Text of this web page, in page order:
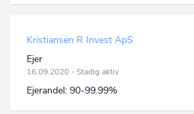
Kristiansen R Invest ApS
Ejer
16.09.2020 - Stadig aktiv
Ejerandel: 90-99.99%